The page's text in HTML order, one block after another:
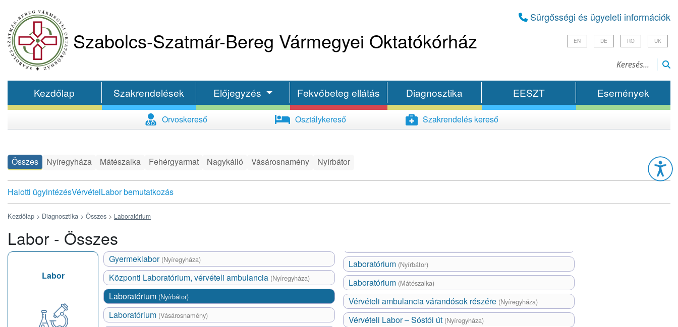
Szabolcs-Szatmár-Bereg Vármegyei Oktatókórház
Sürgősségi és ügyeleti információk
EN DE RO UK
Kezdőlap Szakrendelések Előjegyzés Fekvőbeteg ellátás Diagnosztika EESZT Események
Orvoskereső Osztálykereső Szakrendelés kereső
Összes Nyíregyháza Mátészalka Fehérgyarmat Nagykálló Vásárosnamény Nyírbátor
Halotti ügyintézésVérvételLabor bemutatkozás
Kezdőlap > Diagnosztika > Összes > Laboratórium
Labor - Összes
Labor
Gyermeklabor (Nyíregyháza)
Központi Laboratórium, vérvételi ambulancia (Nyíregyháza)
Laboratórium (Nyírbátor)
Laboratórium (Vásárosnamény)
Laboratórium (Nyírbátor)
Laboratórium (Mátészalka)
Vérvételi ambulancia várandósok részére (Nyíregyháza)
Vérvételi Labor – Sóstói út (Nyíregyháza)